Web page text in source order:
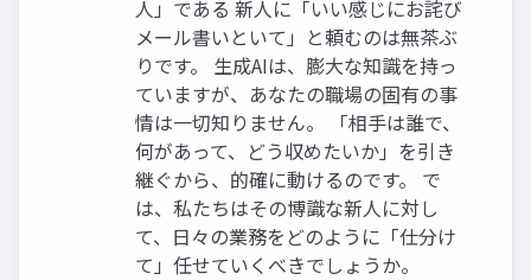
人」である 新人に「いい感じにお詫び
メール書いといて」と頼むのは無茶ぶ
りです。 生成AIは、膨大な知識を持っ
ていますが、あなたの職場の固有の事
情は一切知りません。 「相手は誰で、
何があって、どう収めたいか」を引き
継ぐから、的確に動けるのです。 で
は、私たちはその博識な新人に対し
て、日々の業務をどのように「仕分け
て」任せていくべきでしょうか。